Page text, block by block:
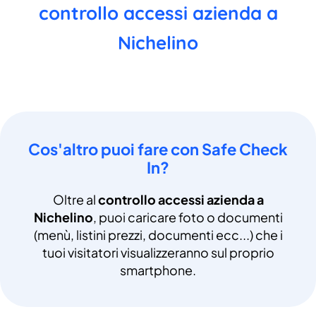
controllo accessi azienda a
Nichelino
Cos'altro puoi fare con Safe Check
In?
Oltre alcontrollo accessi azienda a
Nichelino, puoi caricare foto o documenti
(menù, listini prezzi, documenti ecc...) che i
tuoi visitatori visualizzeranno sul proprio
smartphone.